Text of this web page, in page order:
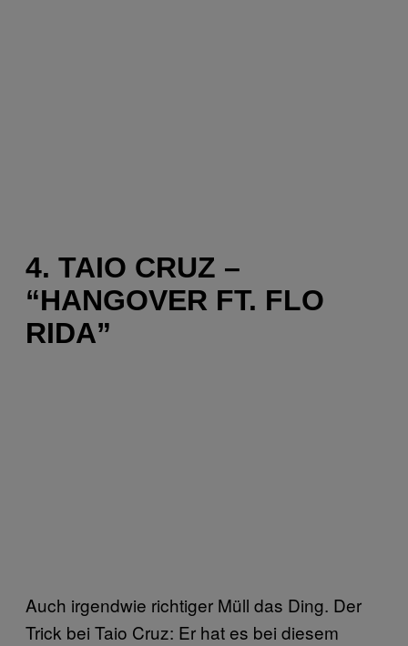
4. TAIO CRUZ –
“HANGOVER FT. FLO
RIDA”
Auch irgendwie richtiger Müll das Ding. Der
Trick bei Taio Cruz: Er hat es bei diesem